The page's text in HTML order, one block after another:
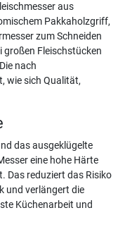
aus
Pakkaholzgriff,
zum Schneiden
großen Fleischstücken
nach
wie sich Qualität,
das ausgeklügelte
eine hohe Härte
Das reduziert das Risiko
und verlängert die
Küchenarbeit und